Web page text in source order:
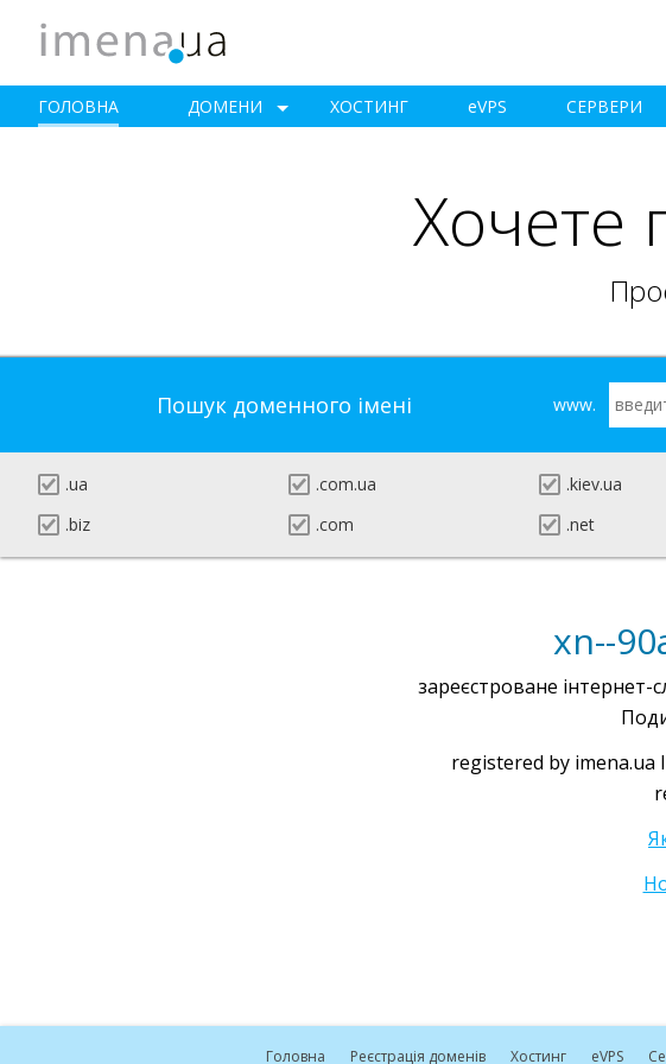
ГОЛОВНА ДОМЕНИ ХОСТИНГ eVPS СЕРВЕРИ
Хочете
Пошук доменного імені www.
.ua .com.ua .kiev.ua
.biz
.com .net
xn--
зареєстроване інтернет-
registered by
Головна Реєстрація доменів Хостинг eVPS